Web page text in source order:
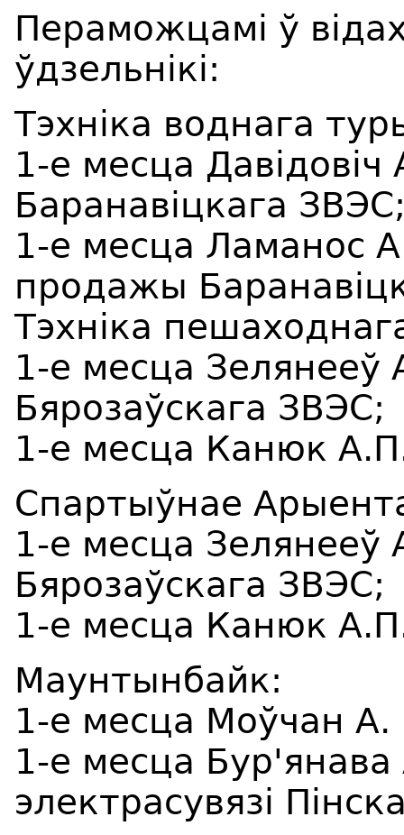
Пераможцамі ў
ўдзельнікі:
Тэхніка воднага
1-е месца
Баранавіцкага
1-е месца Ламанос
продажы
Тэхніка
1-е месца Зелянееў
Бярозаўскага ЗВЭС;
1-е месца Канюк
Спартыўнае
1-е месца Зелянееў
Бярозаўскага ЗВЭС;
1-е месца Канюк
Маунтынбайк:
1-е месца Моўчан
1-е месца
электрасувязі